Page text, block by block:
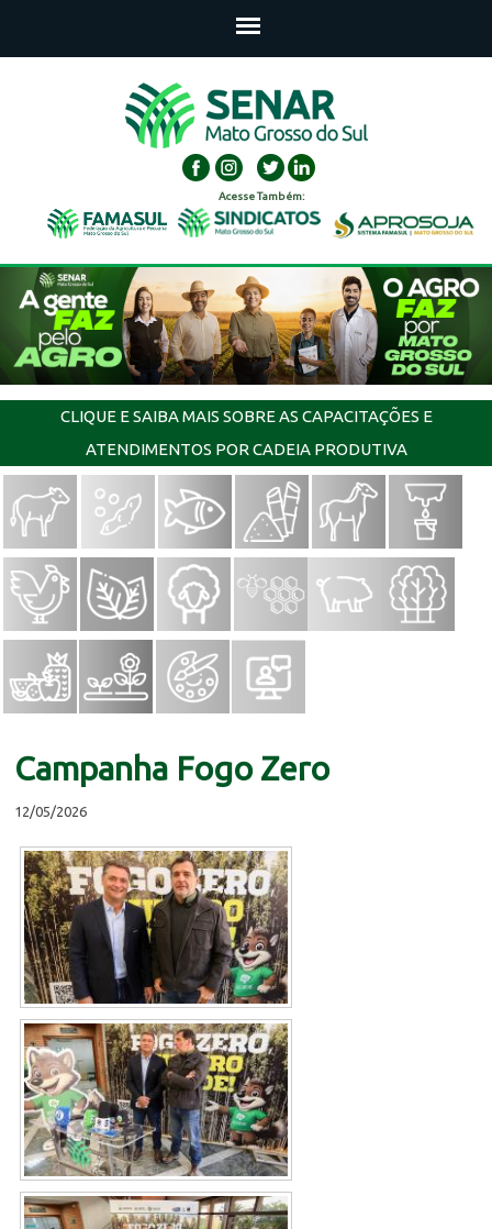
Acesse Também:
CLIQUE E SAIBA MAIS SOBRE AS CAPACITAÇÕES E
ATENDIMENTOS POR CADEIA PRODUTIVA
Campanha Fogo Zero
12/05/2026